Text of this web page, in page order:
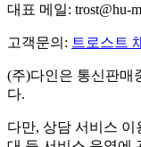
대표 메일: trost@hu-
고객문의: 트로스트
(주)다인은 통신판매
다.
다만, 상담 서비스